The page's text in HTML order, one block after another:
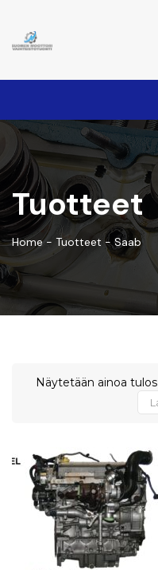
Tuotteet
Home- Tuotteet -Saab
Näytetään ainoa tulos